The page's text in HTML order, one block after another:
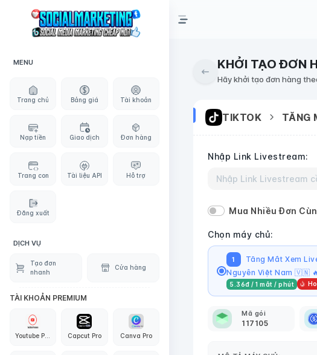
MENU
Trang chủ Bảng giá Tài khoản
Nạp tiền Giao dịch Đơn hàng
Trang con Tài liệu API Hỗ trợ
Đăng xuất
DỊCH VỤ
Tạo đơn
nhanh
Cửa hàng
TÀI KHOẢN PREMIUM
Capcut Pro Canva Pro
KHỞI TẠO ĐƠN
Hãy khởi tạo đơn hàng
TIKTOK TĂNG
Nhập Link Livestream:
Mua Nhiều Đơn
Chọn máy chủ:
1
Tăng Mắt Xem
Nguyên Việt Nam 🇻🇳
5.36đ / 1 mắt / phút
Mã gói
117105